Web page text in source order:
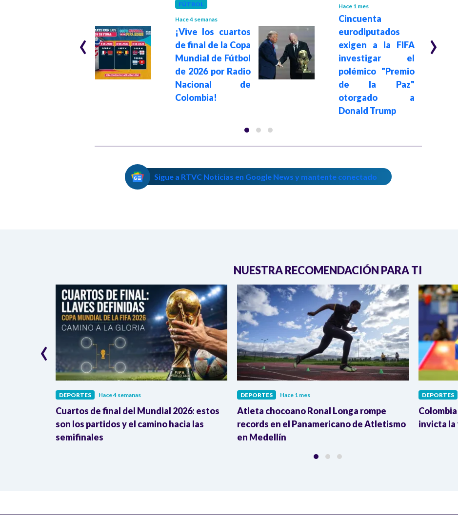
en el ojo del
FÚTBOL
Hace 4 semanas
¡Vive los cuartos
de final de la Copa
Mundial de Fútbol
de 2026 por Radio
Nacional de
Colombia!
Hace 1 mes
Cincuenta
eurodiputados
exigen a la FIFA
investigar el
polémico "Premio
de la Paz"
otorgado a
Donald Trump
‹ ›
Sigue a RTVC Noticias en Google News y mantente conectado
NUESTRA RECOMENDACIÓN PARA TI
DEPORTES Hace 4 semanas
Cuartos de final del Mundial 2026: estos
son los partidos y el camino hacia las
semifinales
DEPORTES Hace 1 mes
Atleta chocoano Ronal Longa rompe
records en el Panamericano de Atletismo
en Medellín
DEPORTES
invicta la
‹